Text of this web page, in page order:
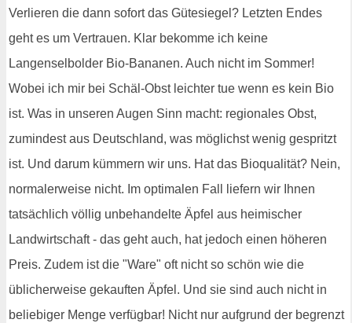
Verlieren die dann sofort das Gütesiegel? Letzten Endes
geht es um Vertrauen. Klar bekomme ich keine
Langenselbolder Bio-Bananen. Auch nicht im Sommer!
Wobei ich mir bei Schäl-Obst leichter tue wenn es kein Bio
ist. Was in unseren Augen Sinn macht: regionales Obst,
zumindest aus Deutschland, was möglichst wenig gespritzt
ist. Und darum kümmern wir uns. Hat das Bioqualität? Nein,
normalerweise nicht. Im optimalen Fall liefern wir Ihnen
tatsächlich völlig unbehandelte Äpfel aus heimischer
Landwirtschaft - das geht auch, hat jedoch einen höheren
Preis. Zudem ist die "Ware" oft nicht so schön wie die
üblicherweise gekauften Äpfel. Und sie sind auch nicht in
beliebiger Menge verfügbar! Nicht nur aufgrund der begrenzt